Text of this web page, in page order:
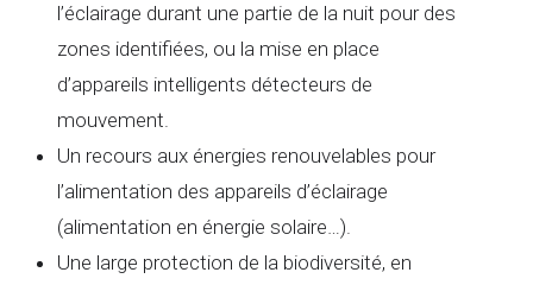
l’éclairage durant une partie de la nuit pour des
zones identifiées, ou la mise en place
d’appareils intelligents détecteurs de
mouvement.
Un recours aux énergies renouvelables pour
l’alimentation des appareils d’éclairage
(alimentation en énergie solaire…).
Une large protection de la biodiversité, en